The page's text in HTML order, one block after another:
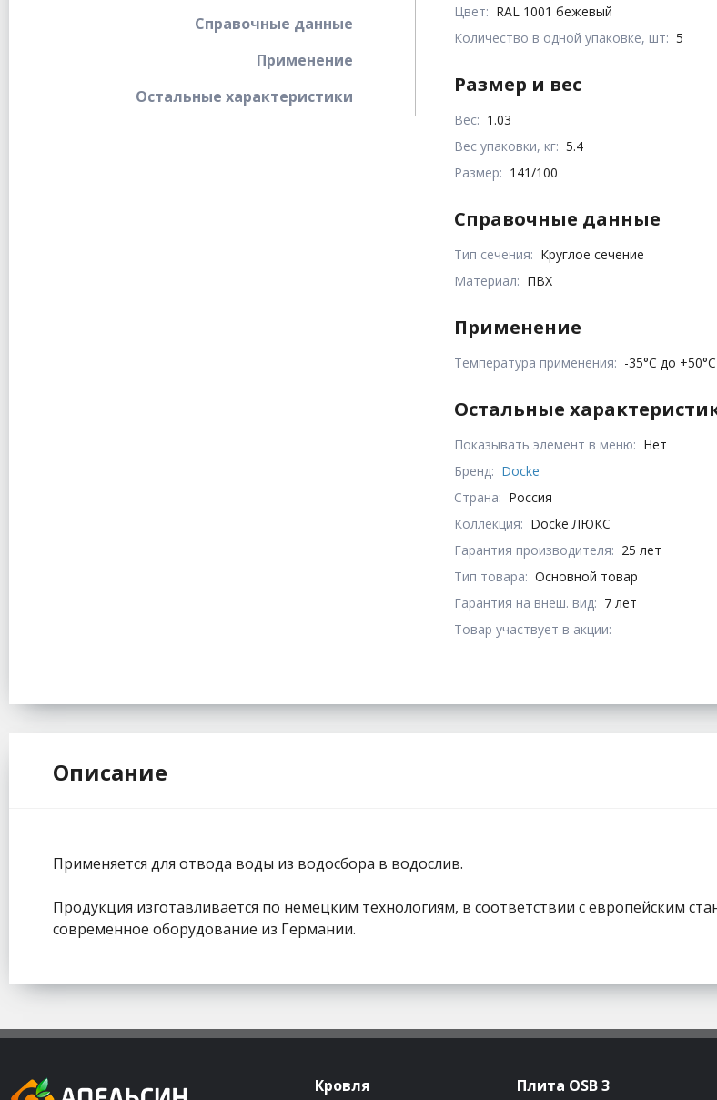
Справочные данные
Применение
Остальные характеристики
Цвет: RAL 1001 бежевый
Количество в одной упаковке, шт: 5
Размер и вес
Вес: 1.03
Вес упаковки, кг: 5.4
Размер: 141/100
Справочные данные
Тип сечения: Круглое сечение
Материал: ПВХ
Применение
Температура применения: -35°С до +50°С
Остальные
Показывать элемент в меню: Нет
Бренд: Docke
Страна: Россия
Коллекция: Docke ЛЮКС
Гарантия производителя: 25 лет
Тип товара: Основной товар
Гарантия на внеш. вид: 7 лет
Товар участвует в акции:
Описание
Применяется для отвода воды из водосбора в водослив.
Продукция изготавливается по немецким технологиям, в соответствии с европейским
современное оборудование из Германии.
Кровля Плита OSB 3